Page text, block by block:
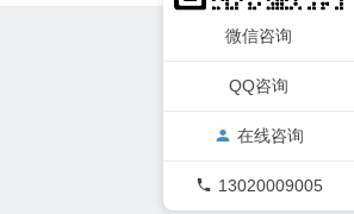
微信咨询
QQ咨询
在线咨询
13020009005